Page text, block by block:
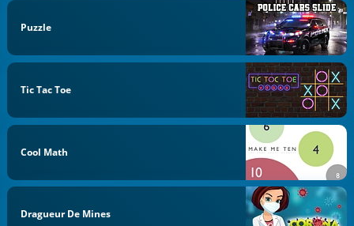
Puzzle
Tic Tac Toe
Cool Math
Dragueur De Mines